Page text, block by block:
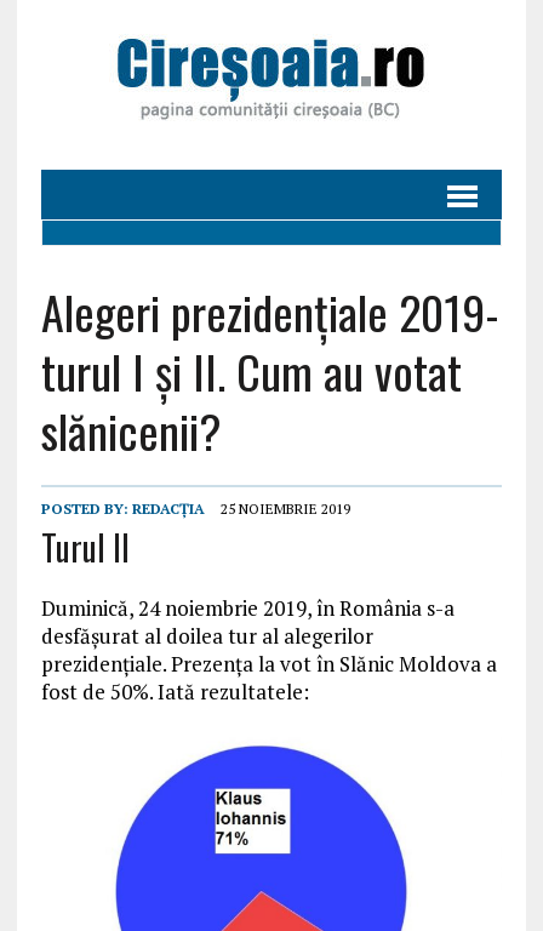
Alegeri prezidențiale 2019-
turul I și II. Cum au votat
slănicenii?
POSTED BY: REDACȚIA 25 NOIEMBRIE 2019
Turul II
Duminică, 24 noiembrie 2019, în România s-a
desfășurat al doilea tur al alegerilor
prezidențiale. Prezența la vot în Slănic Moldova a
fost de 50%. Iată rezultatele: